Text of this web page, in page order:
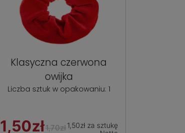
Klasyczna czerwona
owijka
Liczba sztuk w opakowaniu: 1
1,50zł1,70zł1,50zł za sztukę